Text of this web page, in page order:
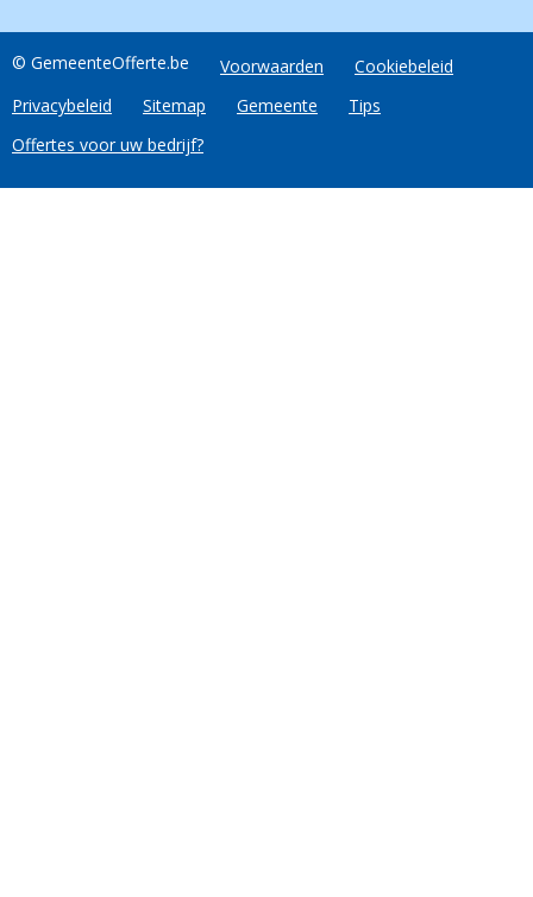
© GemeenteOfferte.be Voorwaarden
Cookiebeleid
Privacybeleid
Sitemap Gemeente
Tips
Offertes voor uw bedrijf?